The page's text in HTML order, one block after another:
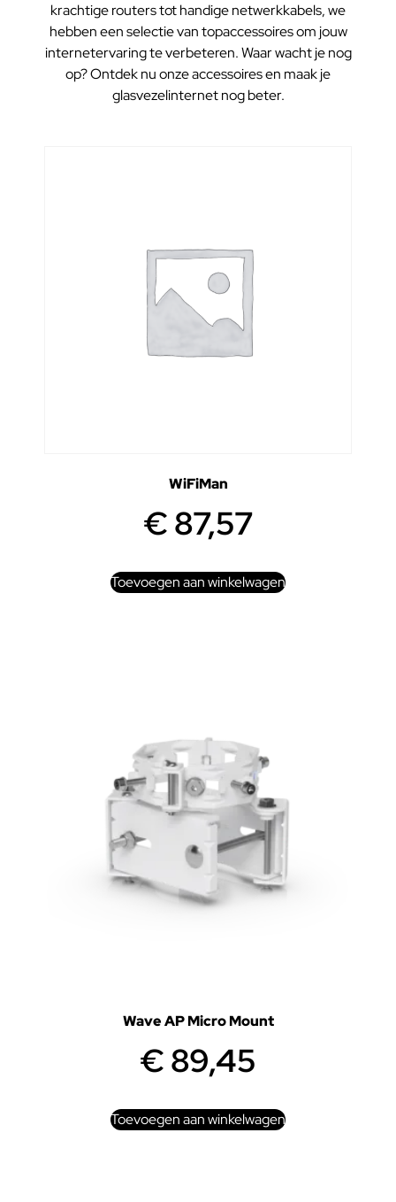
krachtige routers tot handige netwerkkabels, we
hebben een selectie van topaccessoires om jouw
internetervaring te verbeteren. Waar wacht je nog
op? Ontdek nu onze accessoires en maak je
glasvezelinternet nog beter.
WiFiMan
€87,57
Toevoegen aan winkelwagen
Wave AP Micro Mount
€89,45
Toevoegen aan winkelwagen